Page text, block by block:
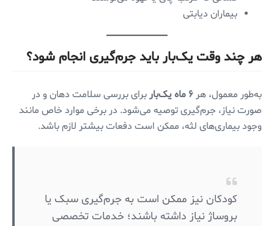
بیماران دیابتی
هر چند وقت یک‌بار باید جرم‌گیری انجام شود؟
به‌طور معمول، هر ۶ ماه یک‌بار
برای بررسی سلامت دهان و در
صورت نیاز، جرم‌گیری توصیه می‌شود. در برخی موارد خاص مانند
وجود بیماری‌های لثه، ممکن است دفعات بیشتر لازم باشد.
کودکان نیز ممکن است به جرم‌گیری سبک یا
بروساژ نیاز داشته باشند؛ خدمات تخصصی